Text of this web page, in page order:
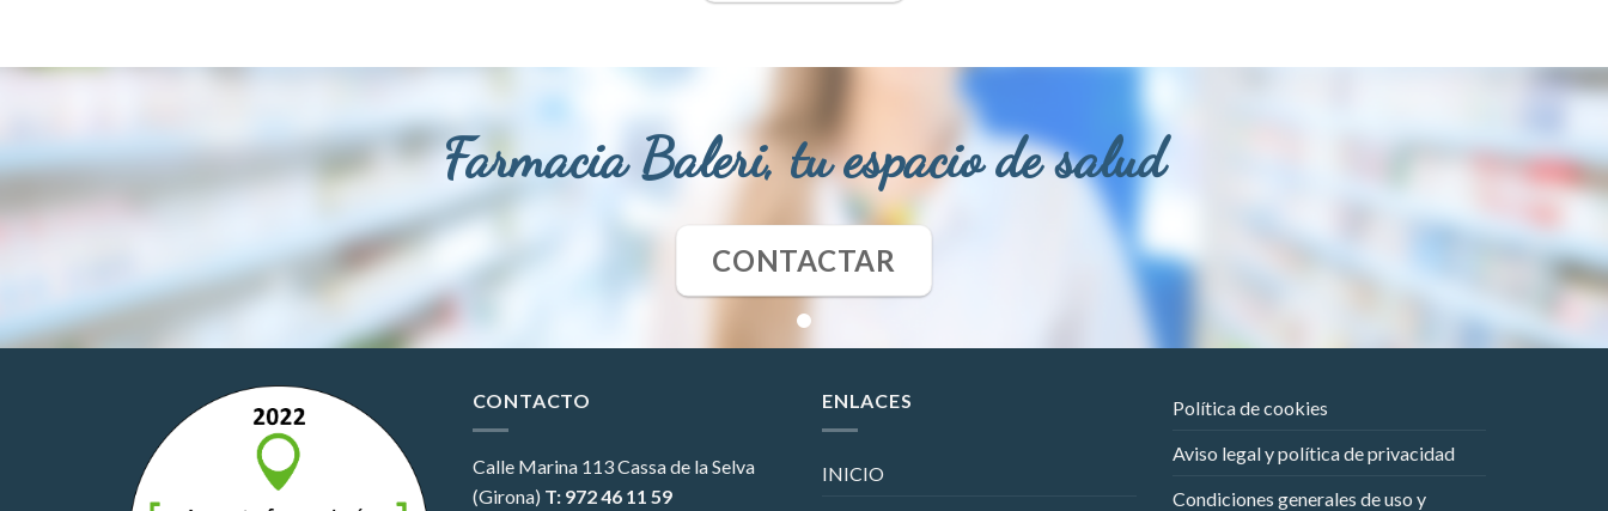
Farmacia Baleri, tu espacio de salud
CONTACTAR
CONTACTO
Calle Marina 113Cassa de la Selva
(Girona) T: 972 46 11 59
ENLACES
INICIO
Política de cookies
Aviso legal y política de privacidad
Condiciones generales de uso y